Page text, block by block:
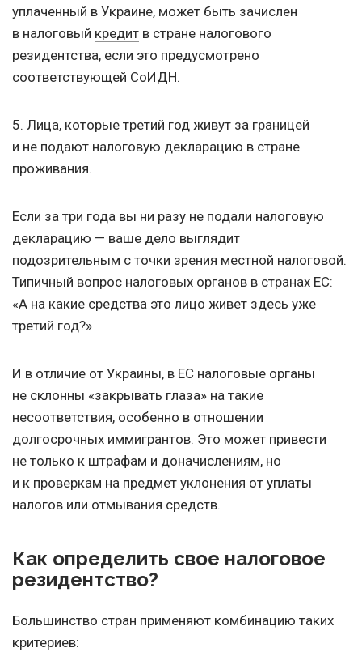
уплаченный в Украине, может быть зачислен
в налоговый кредит в стране налогового
резидентства, если это предусмотрено
соответствующей СоИДН.
5. Лица, которые третий год живут за границей
и не подают налоговую декларацию в стране
проживания.
Если за три года вы ни разу не подали налоговую
декларацию — ваше дело выглядит
подозрительным с точки зрения местной налоговой.
Типичный вопрос налоговых органов в странах ЕС:
«А на какие средства это лицо живет здесь уже
третий год?»
И в отличие от Украины, в ЕС налоговые органы
не склонны «закрывать глаза» на такие
несоответствия, особенно в отношении
долгосрочных иммигрантов. Это может привести
не только к штрафам и доначислениям, но
и к проверкам на предмет уклонения от уплаты
налогов или отмывания средств.
Как определить свое налоговое
резидентство?
Большинство стран применяют комбинацию таких
критериев: